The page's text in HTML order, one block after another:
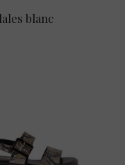
blanc